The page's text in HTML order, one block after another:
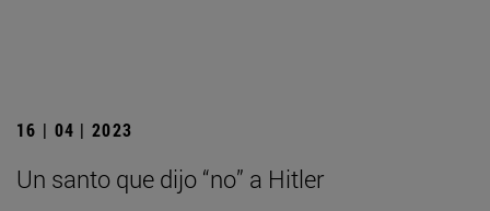
16 | 04 | 2023
Un santo que dijo “no” a Hitler